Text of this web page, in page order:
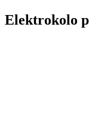
Elektrokolo